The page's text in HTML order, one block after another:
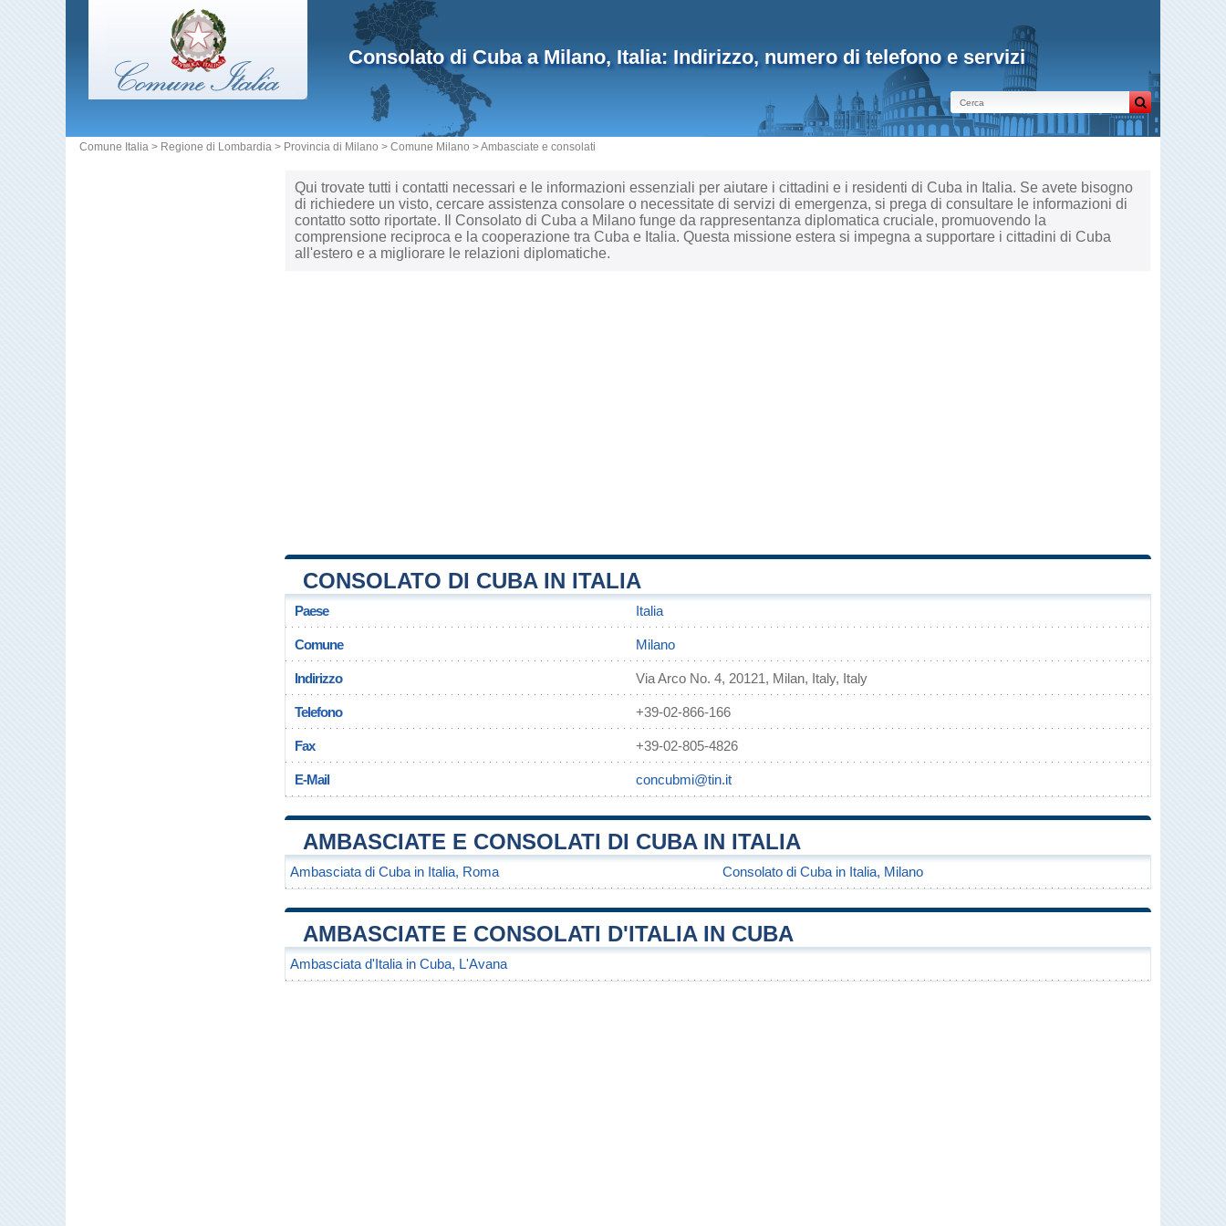
Consolato di Cuba a Milano, Italia: Indirizzo, numero di telefono e servizi
Comune Italia > Regione di Lombardia > Provincia di Milano > Comune Milano >Ambasciate e consolati
Qui trovate tutti i contatti necessari e le informazioni essenziali per aiutare i cittadini e i residenti di Cuba in Italia. Se avete bisogno
di richiedere un visto, cercare assistenza consolare o necessitate di servizi di emergenza, si prega di consultare le informazioni di
contatto sotto riportate. Il Consolato di Cuba a Milano funge da rappresentanza diplomatica cruciale, promuovendo la
comprensione reciproca e la cooperazione tra Cuba e Italia. Questa missione estera si impegna a supportare i cittadini di Cuba
all'estero e a migliorare le relazioni diplomatiche.
CONSOLATO DI CUBA IN ITALIA
Paese Italia
Comune Milano
Indirizzo Via Arco No. 4, 20121, Milan, Italy, Italy
Telefono +39-02-866-166
Fax +39-02-805-4826
E-Mail concubmi@tin.it
AMBASCIATE E CONSOLATI DI CUBA IN ITALIA
Ambasciata di Cuba in Italia, Roma Consolato di Cuba in Italia, Milano
AMBASCIATE E CONSOLATI D'ITALIA IN CUBA
Ambasciata d'Italia in Cuba, L'Avana